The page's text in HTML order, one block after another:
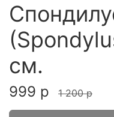
см.
999 р 1 200 р